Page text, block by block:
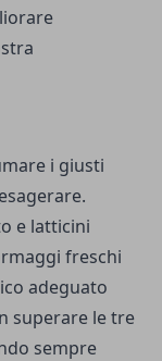
i giusti
e latticini
freschi
adeguato
superare le tre
sempre